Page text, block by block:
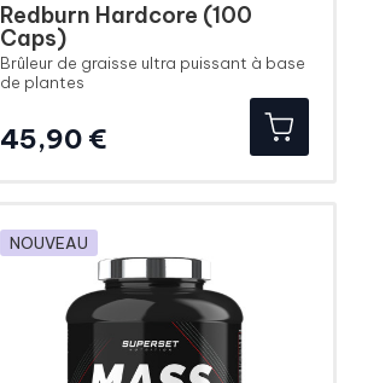
Redburn Hardcore (100
Caps)
Brûleur de graisse ultra puissant à base
de plantes
45,90 €Prix
NOUVEAU